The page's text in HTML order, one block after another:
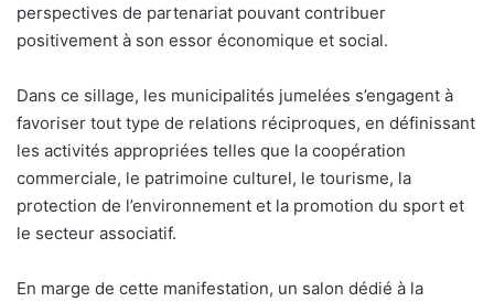
perspectives de partenariat pouvant contribuer
positivement à son essor économique et social.
Dans ce sillage, les municipalités jumelées s’engagent à
favoriser tout type de relations réciproques, en définissant
les activités appropriées telles que la coopération
commerciale, le patrimoine culturel, le tourisme, la
protection de l’environnement et la promotion du sport et
le secteur associatif.
En marge de cette manifestation, un salon dédié à la